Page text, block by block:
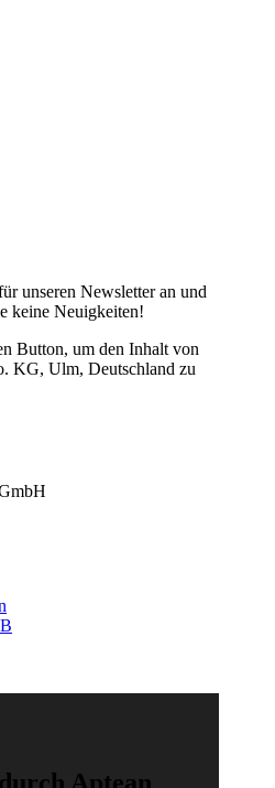
unseren Newsletter an und
keine Neuigkeiten!
Button, um den Inhalt von
KG, Ulm, Deutschland zu
Aptean